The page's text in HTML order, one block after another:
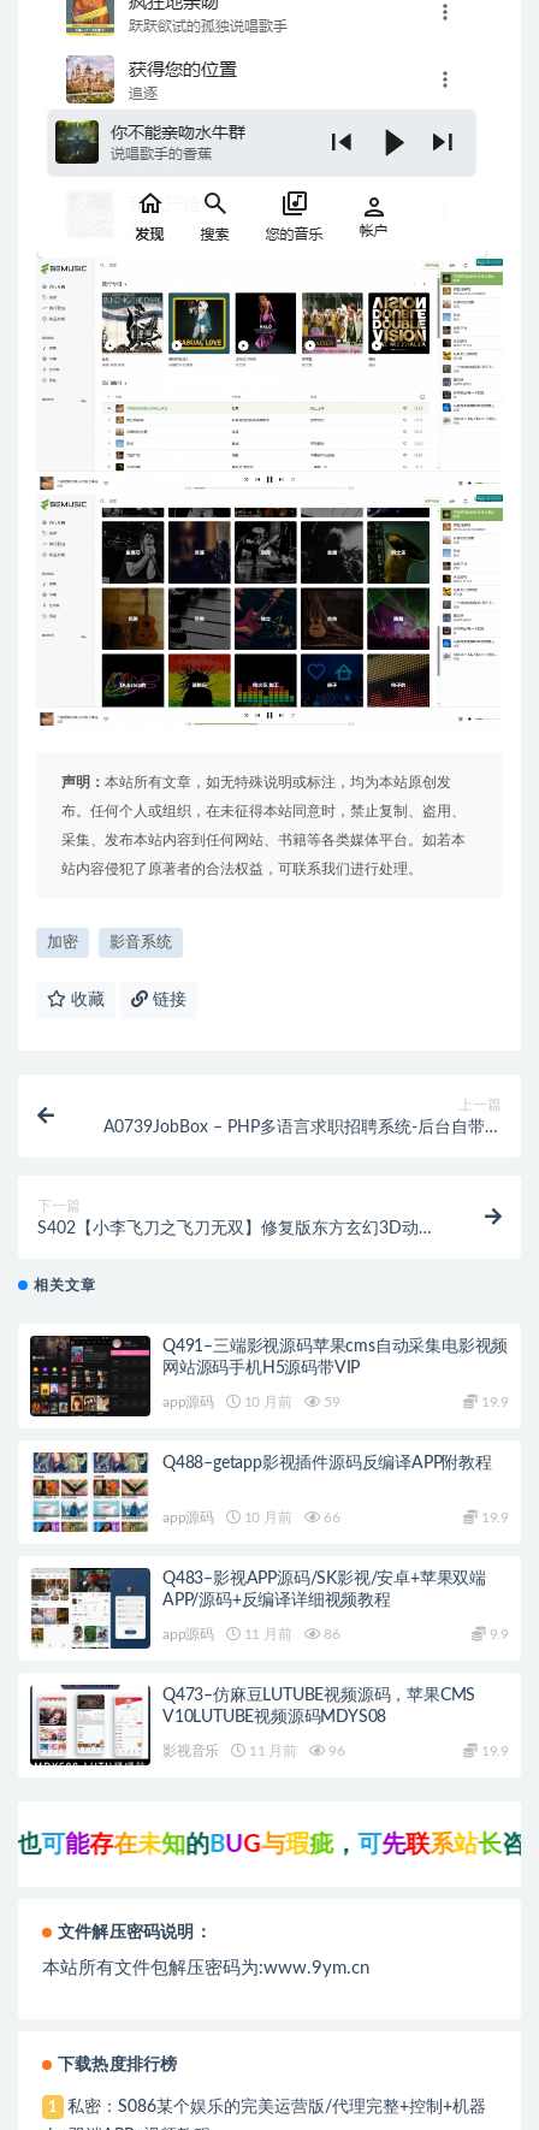
声明： 本站所有文章，如无特殊说明或标注，均为本站原创发
布。任何个人或组织，在未征得本站同意时，禁止复制、盗用、
采集、发布本站内容到任何网站、书籍等各类媒体平台。如若本
站内容侵犯了原著者的合法权益，可联系我们进行处理。
加密 影音系统
收藏 链接
上一篇
A0739JobBox – PHP多语言求职招聘系统-后台自带翻
下一篇
S402【小李飞刀之飞刀无双】修复版东方玄幻3D动作
相关文章
Q491–三端影视源码苹果cms自动采集电影视频
网站源码手机H5源码带VIP
app源码 10 月前 59 19.9
Q488–getapp影视插件源码反编译APP附教程
app源码 10 月前 66 19.9
Q483–影视APP源码/SK影视/安卓+苹果双端
APP/源码+反编译详细视频教程
app源码 11 月前 86 9.9
Q473–仿麻豆LUTUBE视频源码，苹果CMS
V10LUTUBE视频源码MDYS08
影视音乐 11 月前 96 19.9
可能存在未知的BUG与瑕疵，可先联系站长咨询后
文件解压密码说明：
本站所有文件包解压密码为:www.9ym.cn
下载热度排行榜
1
私密：S086某个娱乐的完美运营版/代理完整+控制+机器